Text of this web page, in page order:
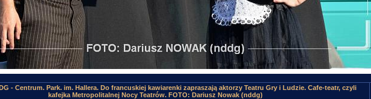
- Centrum. Park. im. Hallera. Do francuskiej kawiarenki zapraszają aktorzy Teatru Gry i Ludzie. Cafe-teatr, czyli
kafejka Metropolitalnej Nocy Teatrów. FOTO: Dariusz Nowak (nddg)